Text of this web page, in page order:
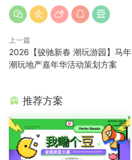
上一篇
2026【骏驰新春 潮玩游园】马年
潮玩地产嘉年华活动策划方案
推荐方案